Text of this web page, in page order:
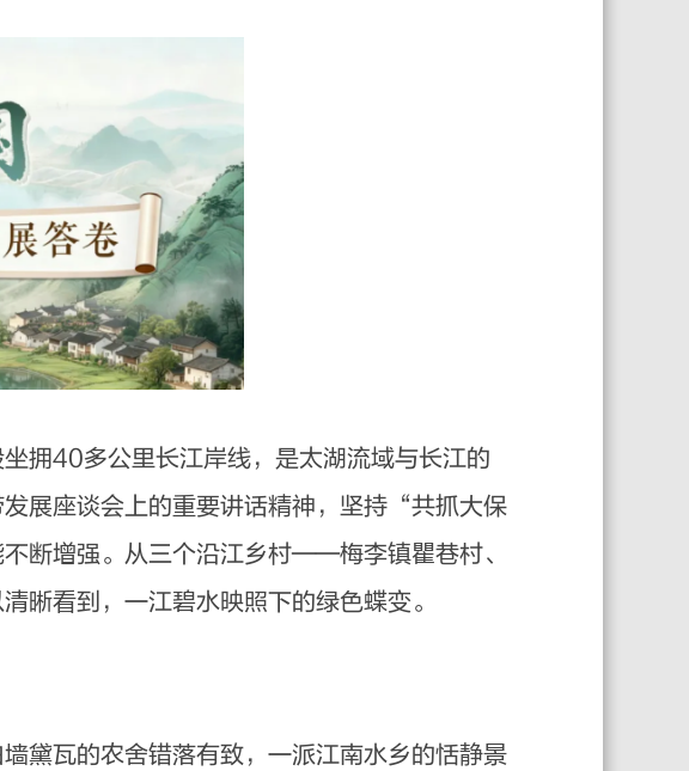
拥40多公里长江岸线，是太湖流域与长江的
展座谈会上的重要讲话精神，坚持“共抓大保
断增强。从三个沿江乡村——梅李镇瞿巷村、
晰看到，一江碧水映照下的绿色蝶变。
瓦的农舍错落有致，一派江南水乡的恬静景